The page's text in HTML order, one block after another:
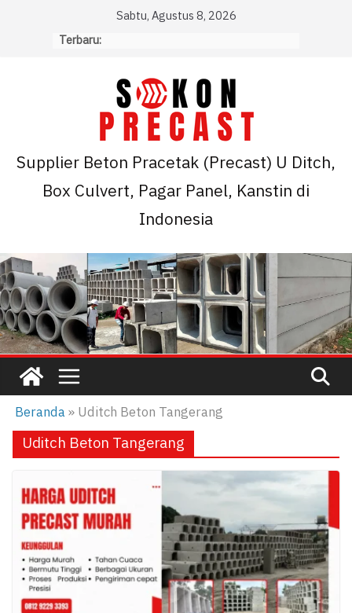
Sabtu, Agustus 8, 2026
Terbaru:
Supplier Beton Pracetak (Precast) U Ditch,
Box Culvert, Pagar Panel, Kanstin di
Indonesia
Beranda» Uditch Beton Tangerang
Uditch Beton Tangerang